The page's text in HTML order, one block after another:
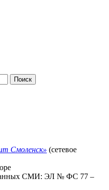
Смоленск» (сетевое
СМИ: ЭЛ № ФС 77 –